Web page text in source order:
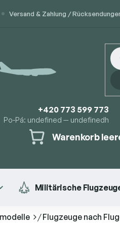
Versand & Zahlung /
+420 773 599 773
Po-Pá: undefined — undefinedh
WARENKORB
Warenkorb
Militärische
/Flugzeuge nach